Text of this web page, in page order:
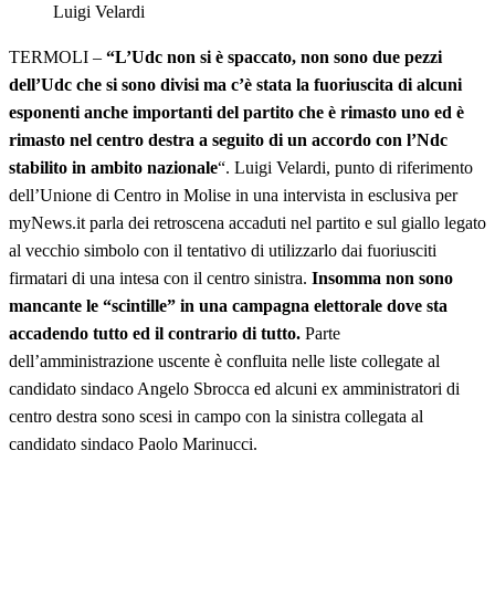
Luigi Velardi
TERMOLI – “L’Udc non si è spaccato, non sono due pezzi
dell’Udc che si sono divisi ma c’è stata la fuoriuscita di alcuni
esponenti anche importanti del partito che è rimasto uno ed è
rimasto nel centro destra a seguito di un accordo con l’Ndc
stabilito in ambito nazionale“. Luigi Velardi, punto di riferimento
dell’Unione di Centro in Molise in una intervista in esclusiva per
myNews.it parla dei retroscena accaduti nel partito e sul giallo legato
al vecchio simbolo con il tentativo di utilizzarlo dai fuoriusciti
firmatari di una intesa con il centro sinistra. Insomma non sono
mancante le “scintille” in una campagna elettorale dove sta
accadendo tutto ed il contrario di tutto. Parte
dell’amministrazione uscente è confluita nelle liste collegate al
candidato sindaco Angelo Sbrocca ed alcuni ex amministratori di
centro destra sono scesi in campo con la sinistra collegata al
candidato sindaco Paolo Marinucci.